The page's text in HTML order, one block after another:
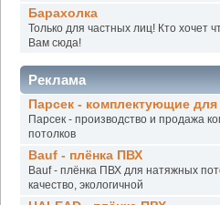
Барахолка
Только для частных лиц! Кто хочет
Вам сюда!
Реклама
Парсек - комплектующие
Парсек - производство и продажа
потолков
Bauf - плёнка ПВХ
Bauf - плёнка ПВХ для натяжных
качество, экологичной